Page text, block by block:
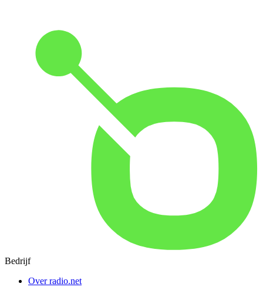
Bedrijf
Over radio.net